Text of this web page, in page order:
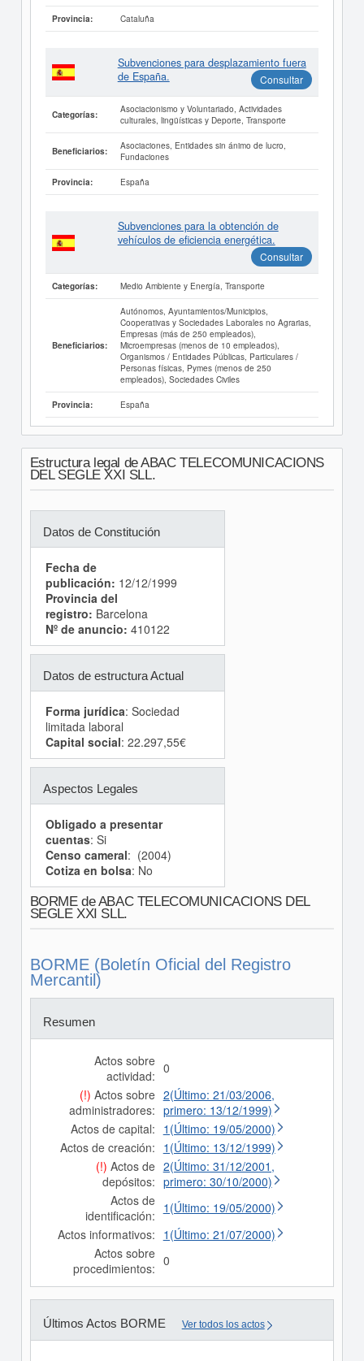
Provincia: Cataluña
Subvenciones para desplazamiento fuera
de España.
Consultar
Categorías:
Asociacionismo y Voluntariado, Actividades
culturales, lingüísticas y Deporte, Transporte
Beneficiarios:
Asociaciones, Entidades sin ánimo de lucro,
Fundaciones
Provincia: España
Subvenciones para la obtención de
vehículos de eficiencia energética.
Consultar
Categorías: Medio Ambiente y Energía, Transporte
Beneficiarios:
Autónomos, Ayuntamientos/Municipios,
Cooperativas y Sociedades Laborales no Agrarias,
Empresas (más de 250 empleados),
Microempresas (menos de 10 empleados),
Organismos / Entidades Públicas, Particulares /
Personas físicas, Pymes (menos de 250
empleados), Sociedades Civiles
Provincia: España
Estructura legal de ABAC TELECOMUNICACIONS
DEL SEGLE XXI SLL.
Datos de Constitución
Fecha de
publicación: 12/12/1999
Provincia del
registro: Barcelona
Nº de anuncio: 410122
Datos de estructura Actual
Forma jurídica: Sociedad
limitada laboral
Capital social: 22.297,55€
Aspectos Legales
Obligado a presentar
cuentas: Si
Censo cameral: (2004)
Cotiza en bolsa: No
BORME de ABAC TELECOMUNICACIONS DEL
SEGLE XXI SLL.
BORME (Boletín Oficial del Registro
Mercantil)
Resumen
Actos sobre
actividad: 0
(!) Actos sobre
administradores:
2(Último: 21/03/2006,
primero: 13/12/1999)
Actos de capital: 1(Último: 19/05/2000)
Actos de creación: 1(Último: 13/12/1999)
(!) Actos de
depósitos:
2(Último: 31/12/2001,
primero: 30/10/2000)
Actos de
identificación: 1(Último: 19/05/2000)
Actos informativos: 1(Último: 21/07/2000)
Actos sobre
procedimientos: 0
Últimos Actos BORME Ver todos los actos